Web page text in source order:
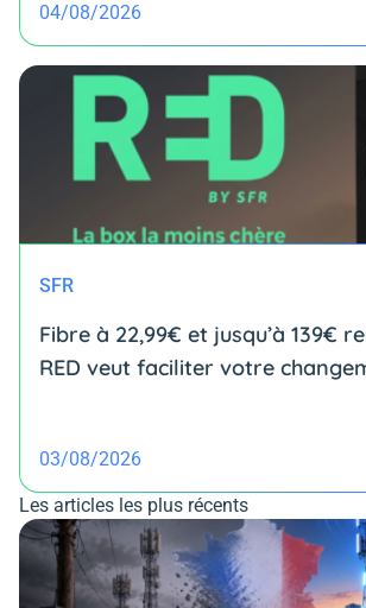
04/08/2026
SFR
Fibre à 22,99€ et jusqu’à 139€
RED veut faciliter votre
03/08/2026
Les articles les plus récents